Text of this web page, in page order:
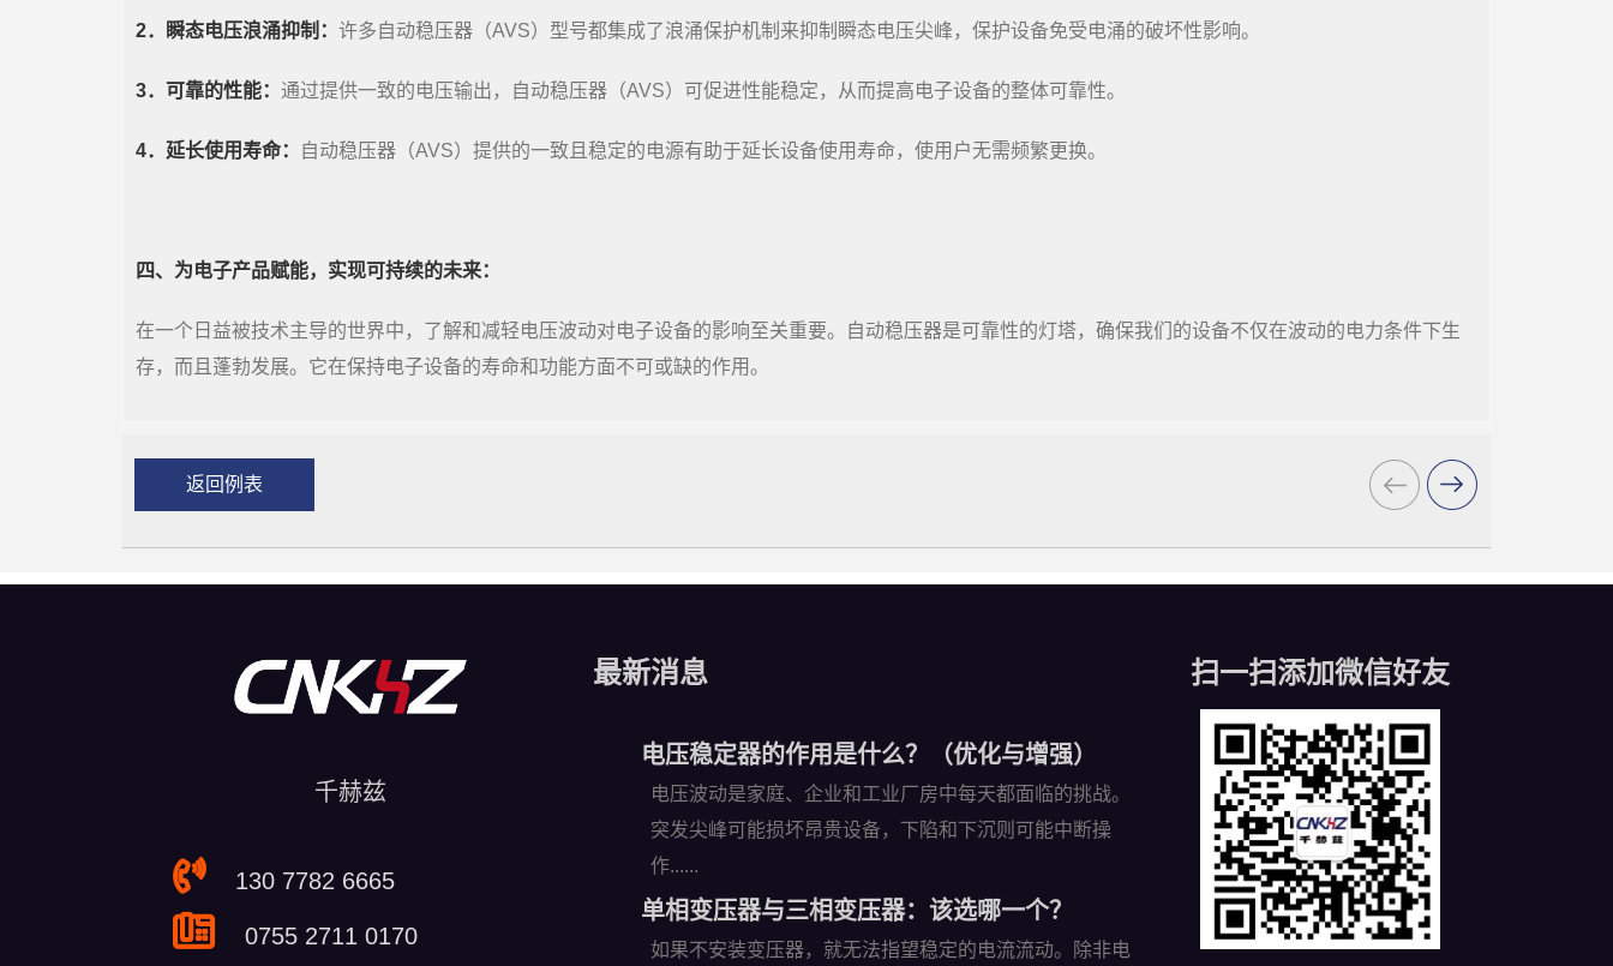
2．瞬态电压浪涌抑制： 许多自动稳压器（AVS）型号都集成了浪涌保护机制来抑制瞬态电压尖峰，保护设备免受电涌的破坏性影响。
3．可靠的性能： 通过提供一致的电压输出，自动稳压器（AVS）可促进性能稳定，从而提高电子设备的整体可靠性。
4．延长使用寿命： 自动稳压器（AVS）提供的一致且稳定的电源有助于延长设备使用寿命，使用户无需频繁更换。
四、为电子产品赋能，实现可持续的未来：
在一个日益被技术主导的世界中，了解和减轻电压波动对电子设备的影响至关重要。自动稳压器是可靠性的灯塔，确保我们的设备不仅在波动的电力条件下生
存，而且蓬勃发展。它在保持电子设备的寿命和功能方面不可或缺的作用。
返回例表
千赫兹
130 7782 6665
0755 2711 0170
最新消息
电压稳定器的作用是什么？（优化与增强）
电压波动是家庭、企业和工业厂房中每天都面临的挑战。
突发尖峰可能损坏昂贵设备，下陷和下沉则可能中断操
作......
单相变压器与三相变压器：该选哪一个？
如果不安装变压器，就无法指望稳定的电流流动。除非电
扫一扫添加微信好友